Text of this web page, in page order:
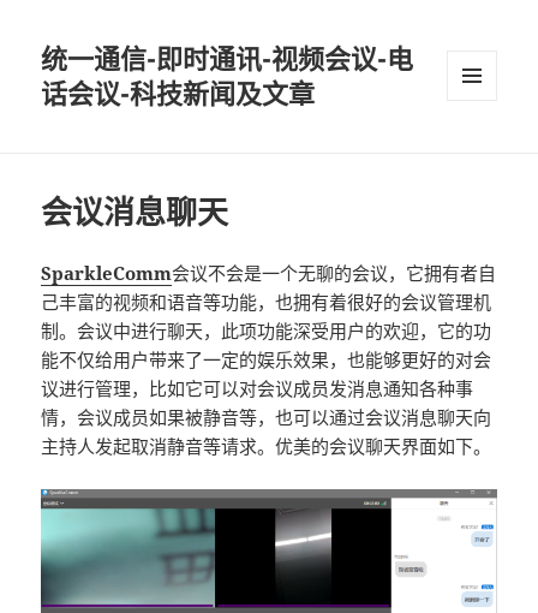
统一通信-即时通讯-视频会议-电
话会议-科技新闻及文章
会议消息聊天
SparkleComm会议不会是一个无聊的会议，它拥有者自
己丰富的视频和语音等功能，也拥有着很好的会议管理机
制。会议中进行聊天，此项功能深受用户的欢迎，它的功
能不仅给用户带来了一定的娱乐效果，也能够更好的对会
议进行管理，比如它可以对会议成员发消息通知各种事
情，会议成员如果被静音等，也可以通过会议消息聊天向
主持人发起取消静音等请求。优美的会议聊天界面如下。